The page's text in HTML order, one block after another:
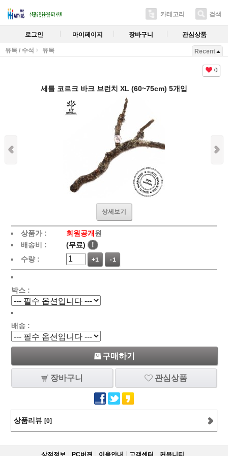
카테고리 검색
로그인 마이페이지 장바구니 관심상품
유목 / 수석 유목 Recent
0
세틀 코르크 바크 브런치 XL (60~75cm) 5개입
상세보기
상품가 : 회원공개 원
배송비 :
(무료)
!
수량 :
+1 -1
박스 :
배송 :
구매하기
장바구니 관심상품
상품리뷰 [0]
상점정보 PC버젼 이용안내 고객센터 커뮤니티